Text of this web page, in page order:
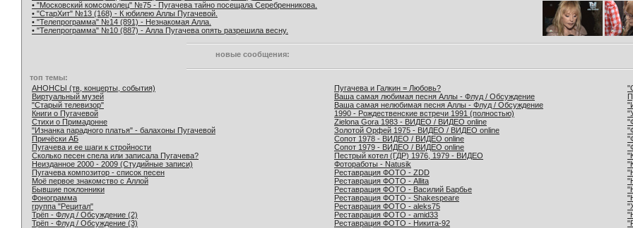
• "Московский комсомолец" №75 - Пугачева тайно посещала Серебренникова.
• "СтарХит" №13 (168) - К юбилею Аллы Пугачевой.
• "Телепрограмма" №14 (891) - Незнакомая Алла.
• "Телепрограмма" №10 (887) - Алла Пугачева опять разрешила весну.
новые сообщения:
топ темы:
АНОНСЫ (тв, концерты, события)
Виртуальный музей
"Старый телевизор"
Книги о Пугачевой
Стихи о Примадонне
"Изнанка парадного платья" - балахоны Пугачевой
Причёски АБ
Пугачева и ее шаги к стройности
Сколько песен спела или записала Пугачева?
Неизданное 2000 - 2009 (Студийные записи)
Пугачева композитор - список песен
Моё первое знакомство с Аллой
Бывшие поклонники
Фонограмма
группа "Рецитал"
Трёп - Флуд / Обсуждение (2)
Трёп - Флуд / Обсуждение (3)
Пугачева и Галкин = Любовь?
Ваша самая любимая песня Аллы - Флуд / Обсуждение
Ваша самая нелюбимая песня Аллы - Флуд / Обсуждение
1990 - Рождественские встречи 1991 (полностью)
Zielona Gora 1983 - ВИДЕО / ВИДЕО online
Золотой Орфей 1975 - ВИДЕО / ВИДЕО online
Сопот 1978 - ВИДЕО / ВИДЕО online
Сопот 1979 - ВИДЕО / ВИДЕО online
Пестрый котел (ГДР) 1976, 1979 - ВИДЕО
Фотоработы - Natusik
Реставрация ФОТО - ZDD
Реставрация ФОТО - Allita
Реставрация ФОТО - Василий Барбье
Реставрация ФОТО - Shakespeare
Реставрация ФОТО - aleks75
Реставрация ФОТО - amid33
Реставрация ФОТО - Никита-92